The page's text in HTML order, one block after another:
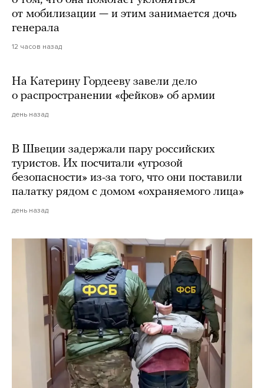
от мобилизации — и этим занимается дочь
генерала
12 часов назад
На Катерину Гордееву завели дело
о распространении «фейков» об армии
день назад
В Швеции задержали пару российских
туристов. Их посчитали «угрозой
безопасности» из-за того, что они поставили
палатку рядом с домом «охраняемого лица»
день назад